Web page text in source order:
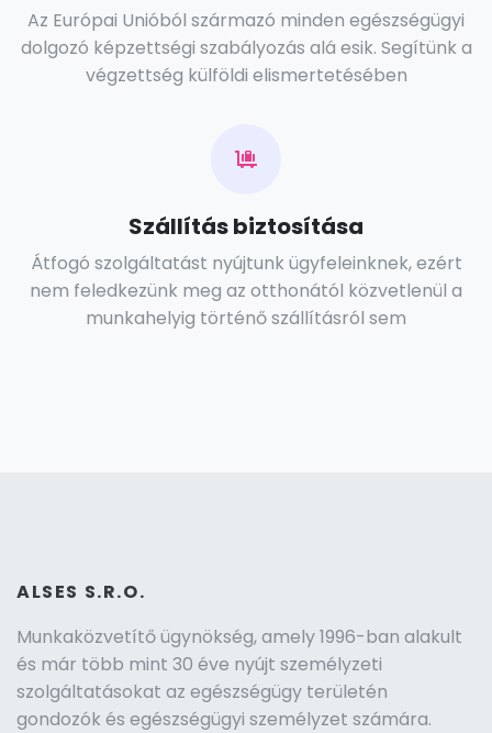
Az Európai Unióból származó minden egészségügyi
dolgozó képzettségi szabályozás alá esik. Segítünk a
végzettség külföldi elismertetésében
Szállítás biztosítása
Átfogó szolgáltatást nyújtunk ügyfeleinknek, ezért
nem feledkezünk meg az otthonától közvetlenül a
munkahelyig történő szállításról sem
ALSES S.R.O.
Munkaközvetítő ügynökség, amely 1996-ban alakult
és már több mint 30 éve nyújt személyzeti
szolgáltatásokat az egészségügy területén
gondozók és egészségügyi személyzet számára.